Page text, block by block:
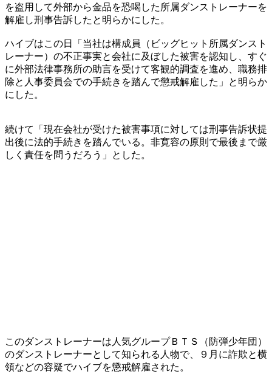
を盗用して外部から金品を恐喝した所属ダンストレーナーを
解雇し刑事告訴したと明らかにした。
ハイブはこの日「当社は構成員（ビッグヒット所属ダンスト
レーナー）の不正事実と会社に及ぼした被害を認知し、すぐ
に外部法律事務所の助言を受けて客観的調査を進め、職務排
除と人事委員会での手続きを踏んで懲戒解雇した」と明らか
にした。
続けて「現在会社が受けた被害事項に対しては刑事告訴状提
出後に法的手続きを踏んでいる。非寛容の原則で最後まで厳
しく責任を問うだろう」とした。
このダンストレーナーは人気グループＢＴＳ（防弾少年団）
のダンストレーナーとして知られる人物で、９月に詐欺と横
領などの容疑でハイブを懲戒解雇された。